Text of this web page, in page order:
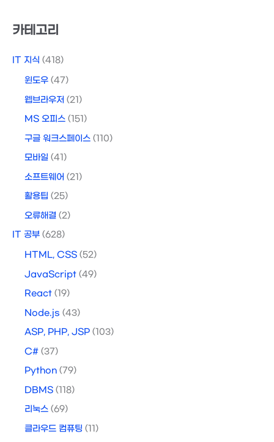
상
카테고리
IT 지식 (418)
윈도우 (47)
웹브라우저 (21)
MS 오피스 (151)
구글 워크스페이스 (110)
모바일 (41)
소프트웨어 (21)
활용팁 (25)
오류해결 (2)
IT 공부 (628)
HTML, CSS (52)
JavaScript (49)
React (19)
Node.js (43)
ASP, PHP, JSP (103)
C# (37)
Python (79)
DBMS (118)
리눅스 (69)
클라우드 컴퓨팅 (11)